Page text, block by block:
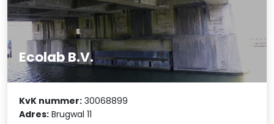
Ecolab B.V.
KvK nummer: 30068899
Adres: Brugwal 11